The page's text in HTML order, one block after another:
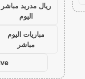
ريال مدريد مباشر
اليوم
مباريات اليوم
مباشر